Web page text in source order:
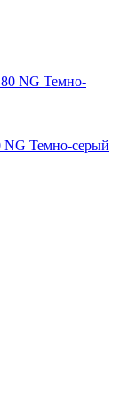
NG Темно-серый